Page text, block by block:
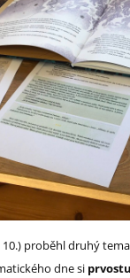
10.) proběhl druhý
dne si